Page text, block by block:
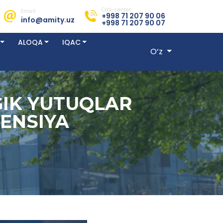
Email:
info@amity.uz
Call-center:
+998 71 207 90 06
+998 71 207 90 07
ALOQA
IQAC
O‘z
YUTUQLAR